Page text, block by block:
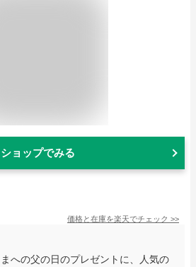
ショップでみる
価格と在庫を楽天でチェック >>
への父の日のプレゼントに、人気の